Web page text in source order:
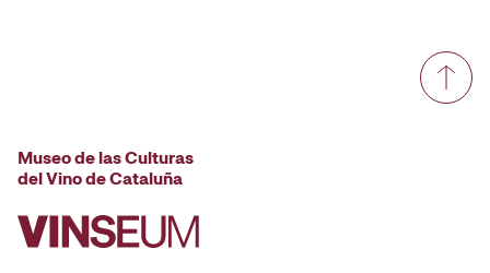
Museo de las Culturas
del Vino de Cataluña